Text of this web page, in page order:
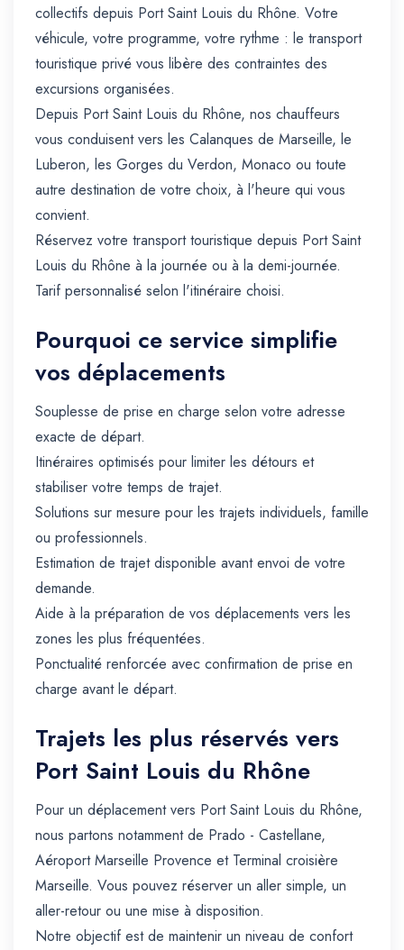
collectifs depuis Port Saint Louis du Rhône. Votre
véhicule, votre programme, votre rythme : le transport
touristique privé vous libère des contraintes des
excursions organisées.
Depuis Port Saint Louis du Rhône, nos chauffeurs
vous conduisent vers les Calanques de Marseille, le
Luberon, les Gorges du Verdon, Monaco ou toute
autre destination de votre choix, à l'heure qui vous
convient.
Réservez votre transport touristique depuis Port Saint
Louis du Rhône à la journée ou à la demi-journée.
Tarif personnalisé selon l'itinéraire choisi.
Pourquoi ce service simplifie
vos déplacements
Souplesse de prise en charge selon votre adresse
exacte de départ.
Itinéraires optimisés pour limiter les détours et
stabiliser votre temps de trajet.
Solutions sur mesure pour les trajets individuels, famille
ou professionnels.
Estimation de trajet disponible avant envoi de votre
demande.
Aide à la préparation de vos déplacements vers les
zones les plus fréquentées.
Ponctualité renforcée avec confirmation de prise en
charge avant le départ.
Trajets les plus réservés vers
Port Saint Louis du Rhône
Pour un déplacement vers Port Saint Louis du Rhône,
nous partons notamment de Prado - Castellane,
Aéroport Marseille Provence et Terminal croisière
Marseille. Vous pouvez réserver un aller simple, un
aller-retour ou une mise à disposition.
Notre objectif est de maintenir un niveau de confort